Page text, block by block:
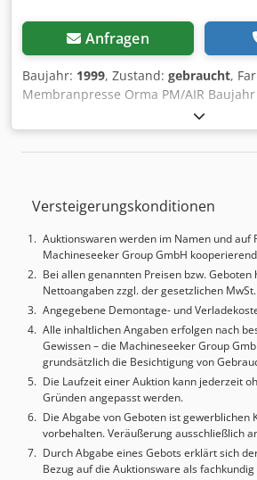
Anfragen
Baujahr: 1999, Zustand: gebraucht,
Membranpresse Orma PM/AIR
Ab Hsha Seriennummer 52850199
2300*900mm Maximale Plattengröße
Maximale Plattenstärke 40 mm 8
Abmessungen: 3900x1800xH2100mm,
Zertifikat vorhanden: Nein -
Leistung Hauptmotor [kW]: 17.3 -
[mm]: 2200 - Max. Werkstückbreite
Werkstückhöhe [mm]: 40 - Anzahl
Zylinderdurchmesser [mm]: 100 -
[Tonnen]: 160 - Arbeitsdruck [kg/cm²]:
vorhanden: Ja Finanzielle
Der angegebene Preis versteht sich
Mehrwertsteuer/
abzugsfähig für Unternehmer
Inzahlungnahme jederzeit möglich für
Industriebereich Yorick Diebels
Versteigerungskonditionen
Auktionswaren werden im Namen und auf
Machineseeker Group GmbH
Bei allen genannten Preisen bzw. Geboten
Nettoangaben zzgl. der gesetzlichen MwSt.
Angegebene Demontage- und
Alle inhaltlichen Angaben erfolgen nach
Gewissen – die Machineseeker Group
grundsätzlich die Besichtigung von
Die Laufzeit einer Auktion kann jederzeit
Gründen angepasst werden.
Die Abgabe von Geboten ist gewerblichen
vorbehalten. Veräußerung ausschließlich
Durch Abgabe eines Gebots erklärt sich
Bezug auf die Auktionsware als